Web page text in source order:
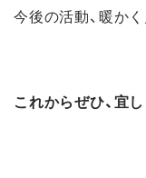
今後の活動、暖か
これからぜひ、宜